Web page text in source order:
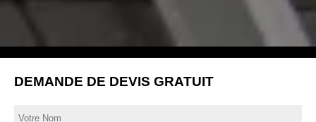
DEMANDE DE DEVIS GRATUIT